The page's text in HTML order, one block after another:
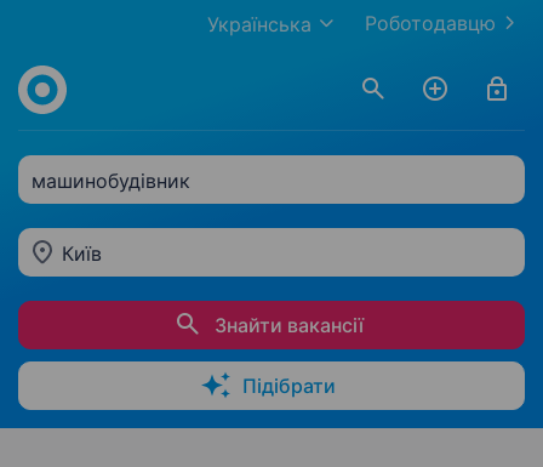
Роботодавцю
Українська
машинобудівник
Київ
Знайти вакансії
Підібрати